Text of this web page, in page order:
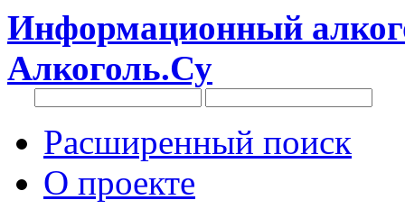
Информационный
Алкоголь.Су
Расширенный поиск
О проекте